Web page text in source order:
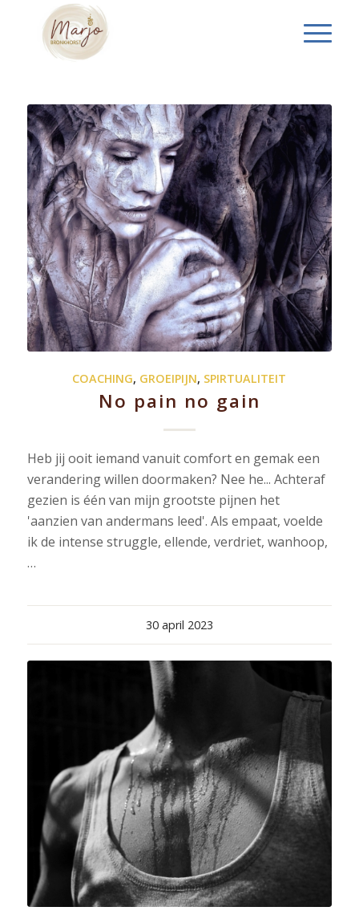
COACHING, GROEIPIJN, SPIRTUALITEIT
No pain no gain
Heb jij ooit iemand vanuit comfort en gemak een
verandering willen doormaken? Nee he... Achteraf
gezien is één van mijn grootste pijnen het
'aanzien van andermans leed'. Als empaat, voelde
ik de intense struggle, ellende, verdriet, wanhoop,
…
30 april 2023